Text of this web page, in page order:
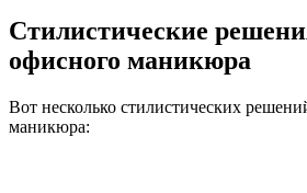
Стилистические
офисного маникюра
Вот несколько стилистических
маникюра: